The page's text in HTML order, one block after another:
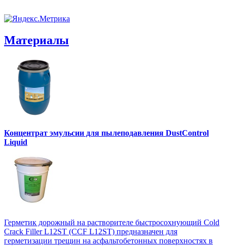
Материалы
Концентрат эмульсии для пылеподавления DustControl
Liquid
Герметик дорожный на растворителе быстросохнующий Cold
Crack Filler L12SТ (CCF L12SТ) предназначен для
герметизации трещин на асфальтобетонных поверхностях в